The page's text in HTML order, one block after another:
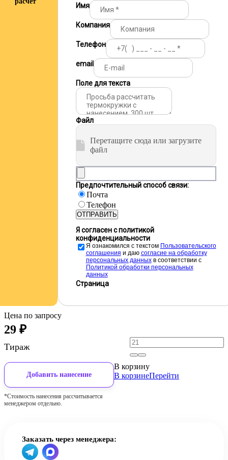
Имя
Компания
Телефон
email
Поле для текста
Файл
Перетащите сюда или загрузите
файл
Предпочтительный способ связи:
Почта
Телефон
ОТПРАВИТЬ
Я согласен с политикой
конфиденциальности
Я ознакомился с текстом Пользовательского
соглашения и даю cогласие на обработку
персональных данныхв соответствии с
Политикой обработки персональных
данных
Страница
Цена по запросу
29 ₽
Тираж
Добавить нанесение
*Стоимость нанесения рассчитывается
менеджером отдельно.
В корзину
В корзинеПерейти
Заказать через менеджера: